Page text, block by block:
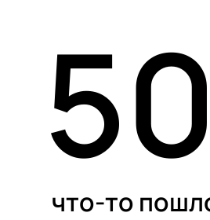
статьи
что-то